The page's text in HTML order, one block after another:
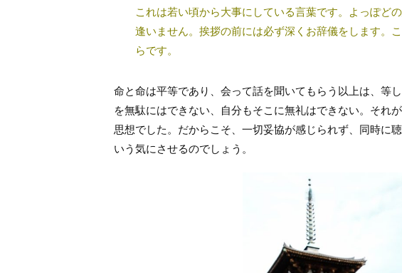
これは若い頃から大事にしている言葉です。よっぽど
逢いません。挨拶の前には必ず深くお辞儀をします。
らです。
命と命は平等であり、会って話を聞いてもらう以上は、等
を無駄にはできない、自分もそこに無礼はできない。それ
思想でした。だからこそ、一切妥協が感じられず、同時に聴
いう気にさせるのでしょう。